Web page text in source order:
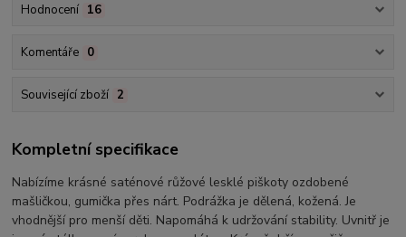
Hodnocení 16
Komentáře 0
Související zboží 2
Kompletní specifikace
Nabízíme krásné saténové růžové lesklé piškoty ozdobené
mašličkou, gumička přes nárt. Podrážka je dělená, kožená. Je
vhodnější pro menší děti. Napomáhá k udržování stability. Uvnitř je